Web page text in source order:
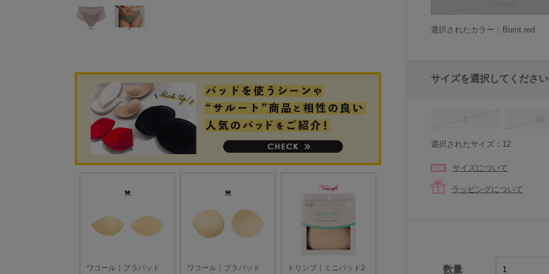
選択されたカラー：Burnt red
サイズを選択してください
8 10
選択されたサイズ：12
サイズについて
ラッピングについて
数量